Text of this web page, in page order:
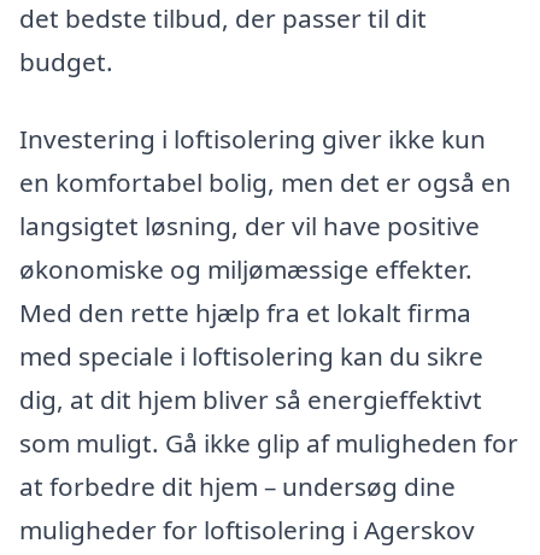
det bedste tilbud, der passer til dit
budget.
Investering i loftisolering giver ikke kun
en komfortabel bolig, men det er også en
langsigtet løsning, der vil have positive
økonomiske og miljømæssige effekter.
Med den rette hjælp fra et lokalt firma
med speciale i loftisolering kan du sikre
dig, at dit hjem bliver så energieffektivt
som muligt. Gå ikke glip af muligheden for
at forbedre dit hjem – undersøg dine
muligheder for loftisolering i Agerskov